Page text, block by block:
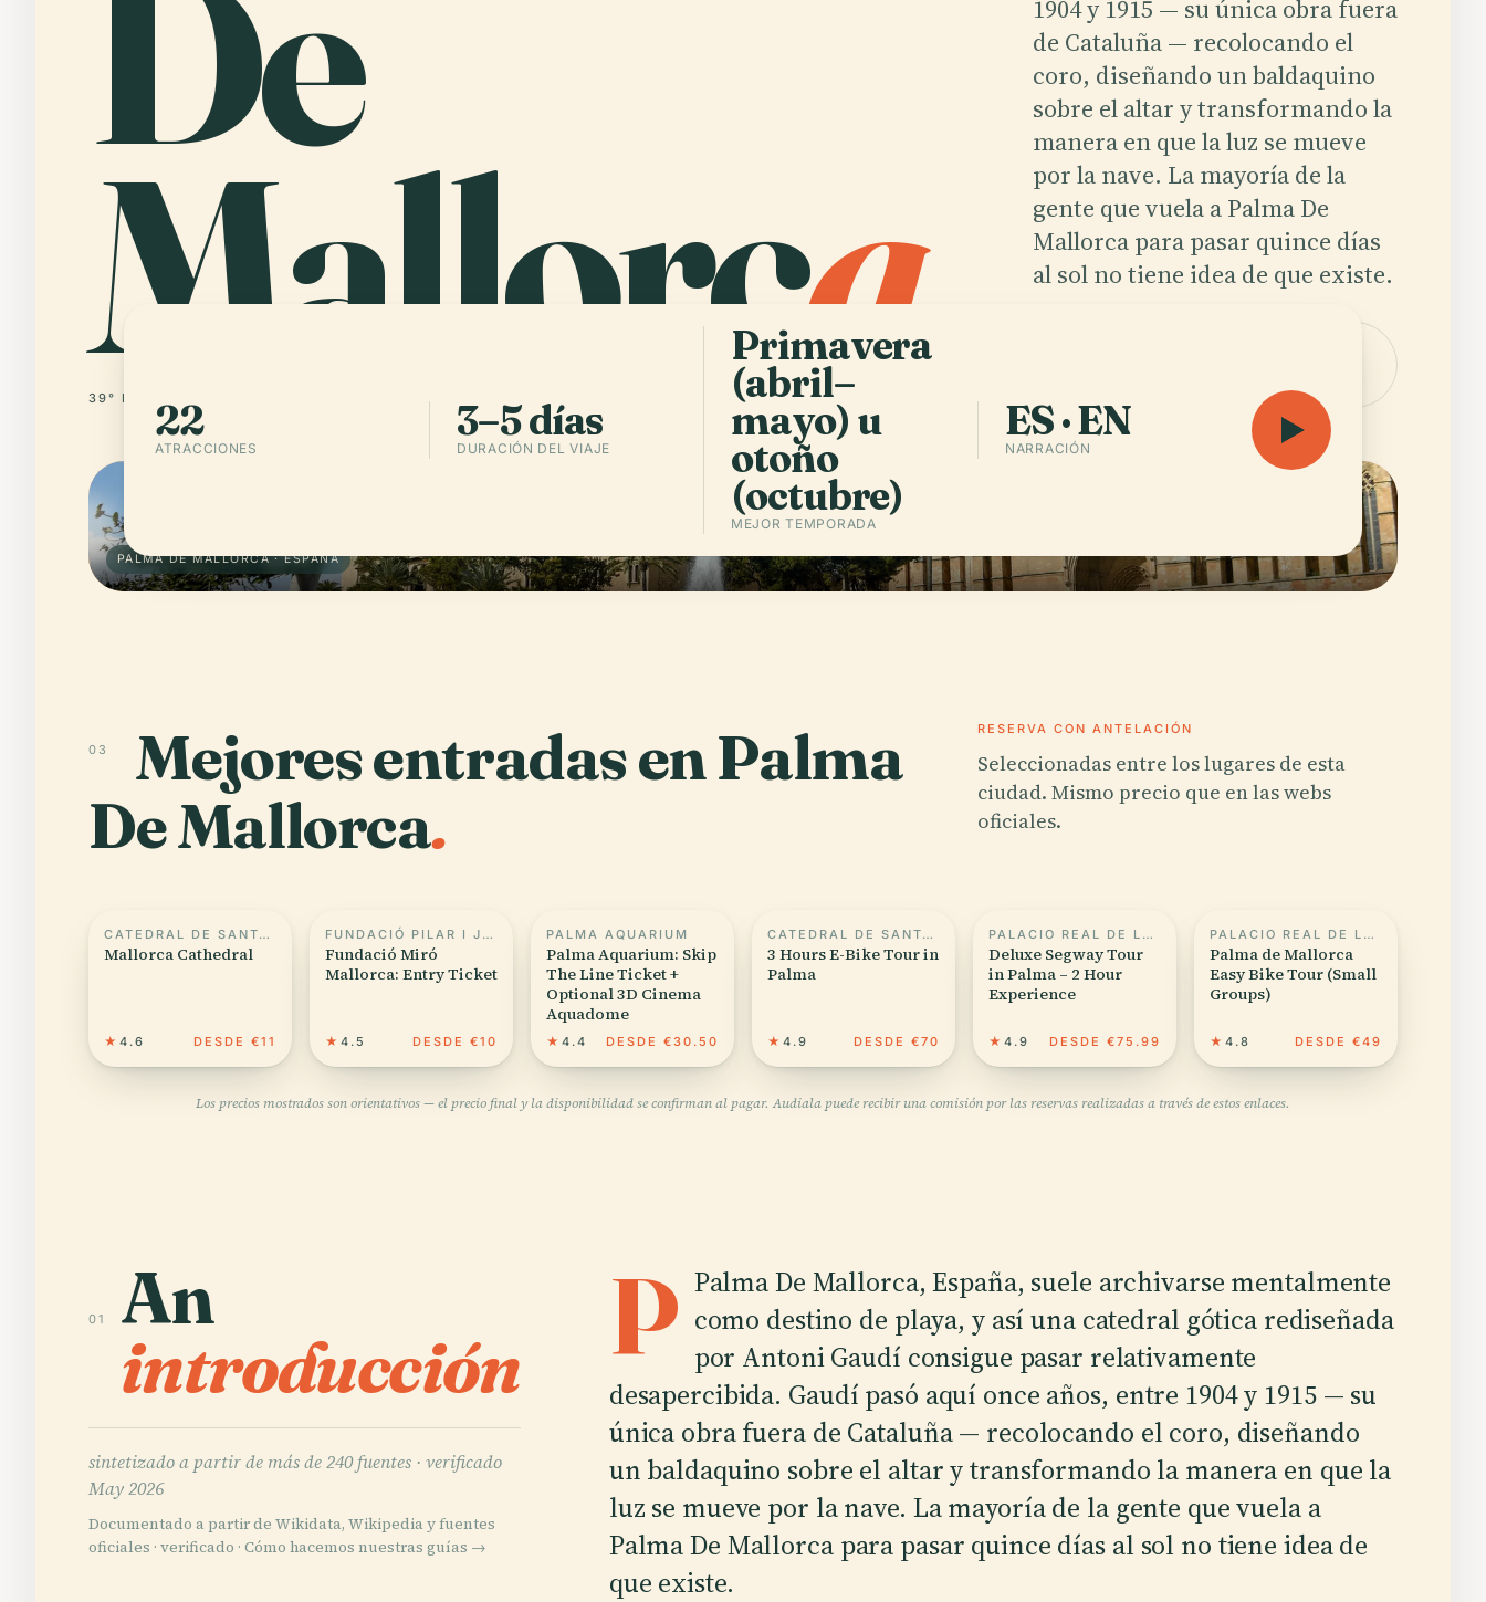
Mallorca.
39° N · 2° E
1904 y 1915 — su única obra fuera
de Cataluña — recolocando el
coro, diseñando un baldaquino
sobre el altar y transformando la
manera en que la luz se mueve
por la nave. La mayoría de la
gente que vuela a Palma De
Mallorca para pasar quince días
al sol no tiene idea de que existe.
PALMA DE MALLORCA · ESPAÑA
22
ATRACCIONES
3–5 días
DURACIÓN DEL VIAJE
Primavera
(abril–
mayo) u
otoño
(octubre)
MEJOR TEMPORADA
ES · EN
NARRACIÓN
03
Mejores entradas en Palma
De Mallorca.
RESERVA CON ANTELACIÓN
Seleccionadas entre los lugares de esta
ciudad. Mismo precio que en las webs
oficiales.
CATEDRAL DE SANTA MARÍA DE PALMA DE MALLORCA
Mallorca Cathedral
★ 4.6 DESDE €11
FUNDACIÓ PILAR I JOAN MIRÓ A MALLORCA
Fundació Miró
Mallorca: Entry Ticket
★ 4.5 DESDE €10
PALMA AQUARIUM
Palma Aquarium: Skip
The Line Ticket +
Optional 3D Cinema
Aquadome
★ 4.4 DESDE €30.50
CATEDRAL DE SANTA MARÍA DE PALMA DE MALLORCA
3 Hours E-Bike Tour in
Palma
★ 4.9 DESDE €70
PALACIO REAL DE LA ALMUDAINA
Deluxe Segway Tour
in Palma – 2 Hour
Experience
★ 4.9 DESDE €75.99
PALACIO REAL DE LA ALMUDAINA
Palma de Mallorca
Easy Bike Tour (Small
Groups)
★ 4.8 DESDE €49
Los precios mostrados son orientativos — el precio final y la disponibilidad se confirman al pagar. Audiala puede recibir una comisión por las reservas realizadas a través de estos enlaces.
01 An
introducción
sintetizado a partir de más de 240 fuentes · verificado
May 2026
Documentado a partir de Wikidata, Wikipedia y fuentes
oficiales · verificado · Cómo hacemos nuestras guías →
P Palma De Mallorca, España, suele archivarse mentalmente
como destino de playa, y así una catedral gótica rediseñada
por Antoni Gaudí consigue pasar relativamente
desapercibida. Gaudí pasó aquí once años, entre 1904 y 1915 — su
única obra fuera de Cataluña — recolocando el coro, diseñando
un baldaquino sobre el altar y transformando la manera en que la
luz se mueve por la nave. La mayoría de la gente que vuela a
Palma De Mallorca para pasar quince días al sol no tiene idea de
que existe.